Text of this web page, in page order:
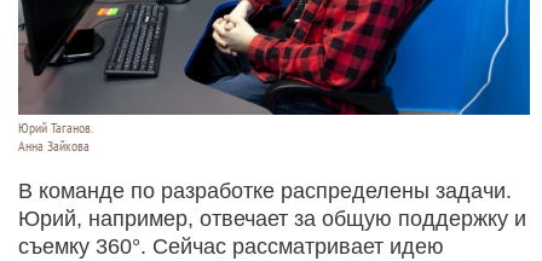
Юрий Таганов.
Анна Зайкова
В команде по разработке распределены задачи.
Юрий, например, отвечает за общую поддержку и
съемку 360°. Сейчас рассматривает идею